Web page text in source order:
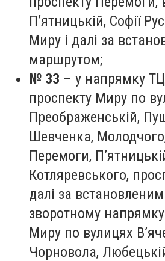
П’ятницькій, Софії
Миру і далі за
маршрутом;
№ 33 – у напрямку ТЦ
проспекту Миру по
Преображенській,
Шевченка,
Перемоги,
Котляревського,
далі за
зворотному
Миру по вулицях
Чорновола,